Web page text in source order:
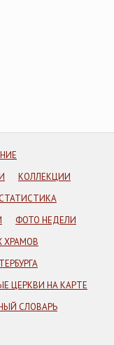
КОЛЛЕКЦИИ
СТАТИСТИКА
ФОТО НЕДЕЛИ
ХРАМОВ
ЦЕРКВИ НА КАРТЕ
СЛОВАРЬ